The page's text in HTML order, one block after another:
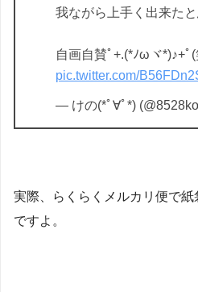
我ながら上手く出来た
自画自賛ﾟ+.(*ﾉωヾ*)♪+ﾟ
pic.twitter.com/
— けの(*ﾟ∀ﾟ*)
実際、らくらくメルカリ便で
ですよ。